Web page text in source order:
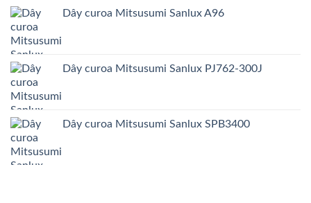
Dây curoa Mitsusumi Sanlux A96
Dây curoa Mitsusumi Sanlux PJ762-300J
Dây curoa Mitsusumi Sanlux SPB3400